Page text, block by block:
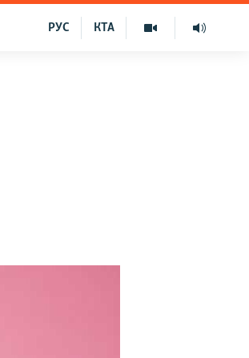
КТА
РУС